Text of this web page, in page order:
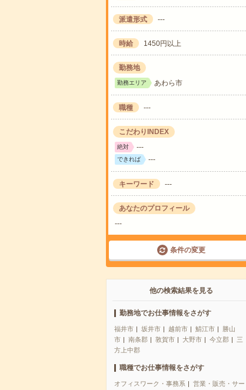
派遣形式 ---
時給 1450円以上
勤務地
勤務エリア あわら市
職種 ---
こだわりINDEX
絶対 ---
できれば ---
キーワード ---
あなたのプロフィール
---
条件の変更
他の検索結果を見る
勤務地でお仕事情報をさがす
福井市 坂井市 越前市 鯖江市
勝山
市
南条郡 敦賀市 大野市 今立郡
三
方上中郡
職種でお仕事情報をさがす
オフィスワーク・事務系
営業・販売・サー